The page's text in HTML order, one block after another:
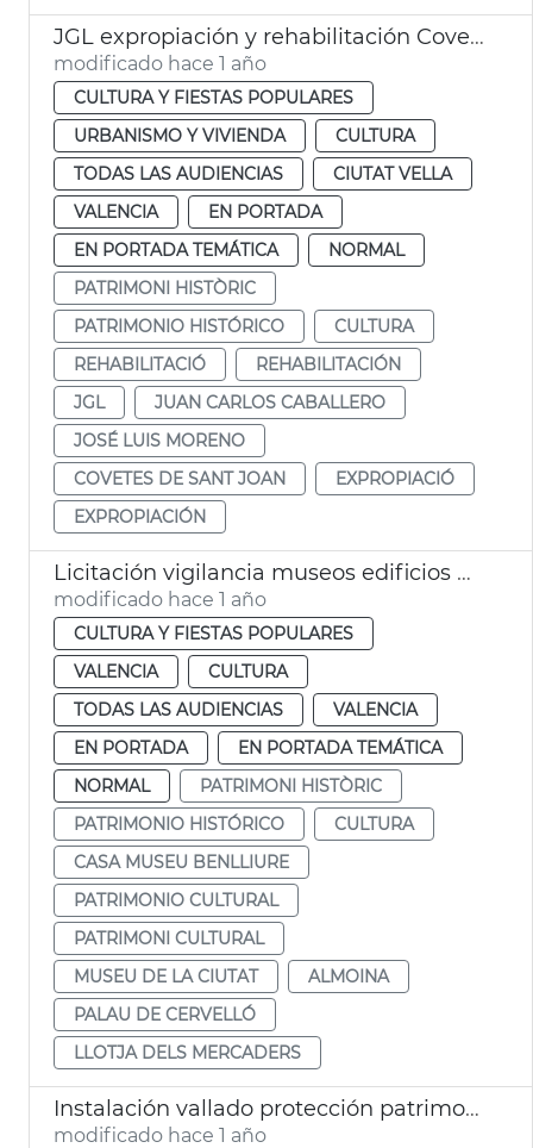
JGL expropiación y rehabilitación Covetes de Sant Joan
modificado hace 1 año
CULTURA Y FIESTAS POPULARES
URBANISMO Y VIVIENDA
CULTURA
TODAS LAS AUDIENCIAS
CIUTAT VELLA
VALENCIA
EN PORTADA
EN PORTADA TEMÁTICA
NORMAL
PATRIMONI HISTÒRIC
PATRIMONIO HISTÓRICO
CULTURA
REHABILITACIÓ
REHABILITACIÓN
JGL
JUAN CARLOS CABALLERO
JOSÉ LUIS MORENO
COVETES DE SANT JOAN
EXPROPIACIÓ
EXPROPIACIÓN
Licitación vigilancia museos edificios históricos municipales València
modificado hace 1 año
CULTURA Y FIESTAS POPULARES
VALENCIA
CULTURA
TODAS LAS AUDIENCIAS
VALENCIA
EN PORTADA
EN PORTADA TEMÁTICA
NORMAL
PATRIMONI HISTÒRIC
PATRIMONIO HISTÓRICO
CULTURA
CASA MUSEU BENLLIURE
PATRIMONIO CULTURAL
PATRIMONI CULTURAL
MUSEU DE LA CIUTAT
ALMOINA
PALAU DE CERVELLÓ
LLOTJA DELS MERCADERS
Instalación vallado protección patrimonio histórico Fallas València
modificado hace 1 año